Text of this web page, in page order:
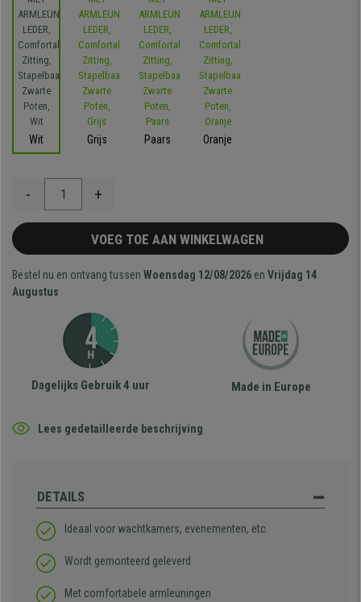
Wit Grijs Paars Oranje
- +
VOEG TOE AAN WINKELWAGEN
Bestel nu en ontvang tussen Woensdag 12/08/2026 en Vrijdag 14
Augustus
Dagelijks Gebruik 4 uur Made in Europe
Lees gedetailleerde beschrijving
DETAILS
Ideaal voor wachtkamers, evenementen, etc.
Wordt gemonteerd geleverd
Met comfortabele armleuningen